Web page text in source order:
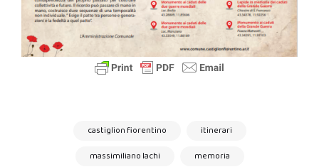
castiglion fiorentino
itinerari
massimiliano lachi
memoria